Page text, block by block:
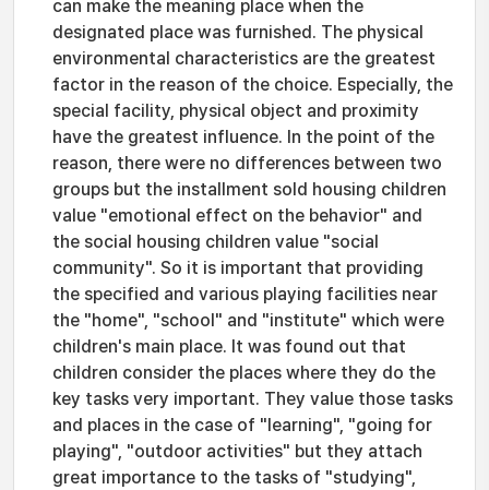
can make the meaning place when the
designated place was furnished. The physical
environmental characteristics are the greatest
factor in the reason of the choice. Especially, the
special facility, physical object and proximity
have the greatest influence. In the point of the
reason, there were no differences between two
groups but the installment sold housing children
value "emotional effect on the behavior" and
the social housing children value "social
community". So it is important that providing
the specified and various playing facilities near
the "home", "school" and "institute" which were
children's main place. It was found out that
children consider the places where they do the
key tasks very important. They value those tasks
and places in the case of "learning", "going for
playing", "outdoor activities" but they attach
great importance to the tasks of "studying",